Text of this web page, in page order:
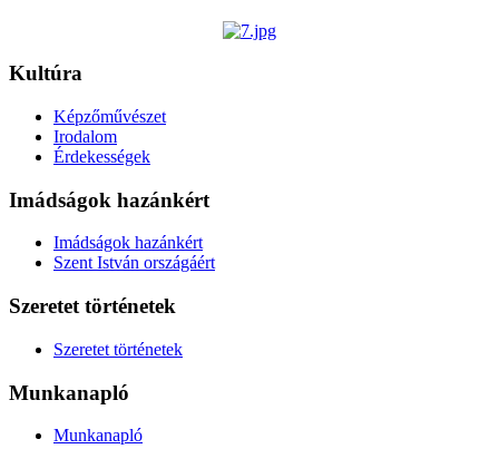
Kultúra
Képzőművészet
Irodalom
Érdekességek
Imádságok hazánkért
Imádságok hazánkért
Szent István országáért
Szeretet történetek
Szeretet történetek
Munkanapló
Munkanapló